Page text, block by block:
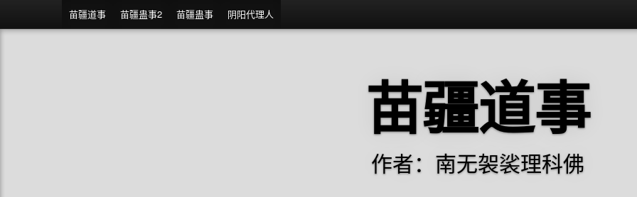
苗疆道事 苗疆蛊事2 苗疆蛊事 阴阳代理人
苗疆道事
作者：南无袈裟理科佛